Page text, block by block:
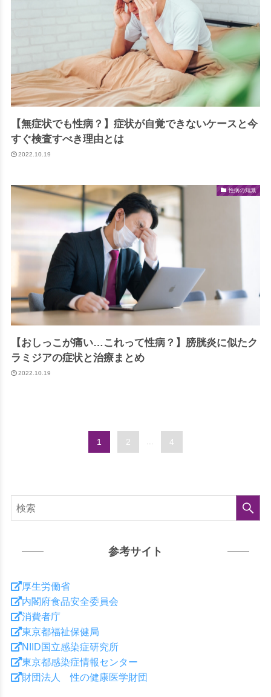
【無症状でも性病？】症状が自覚できないケースと今
すぐ検査すべき理由とは
2022.10.19
性病の知識
【おしっこが痛い…これって性病？】膀胱炎に似たク
ラミジアの症状と治療まとめ
2022.10.19
1 2 4
参考サイト
厚生労働省
内閣府食品安全委員会
消費者庁
東京都福祉保健局
NIID国立感染症研究所
東京都感染症情報センター
財団法人 性の健康医学財団